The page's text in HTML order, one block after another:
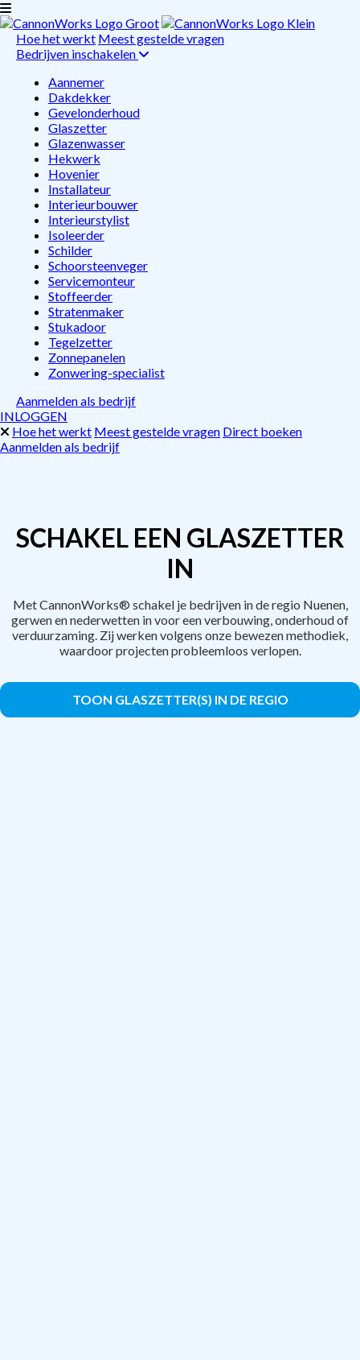
Hoe het werkt Meest gestelde vragen
Bedrijven inschakelen
Aannemer
Dakdekker
Gevelonderhoud
Glaszetter
Glazenwasser
Hekwerk
Hovenier
Installateur
Interieurbouwer
Interieurstylist
Isoleerder
Schilder
Schoorsteenveger
Servicemonteur
Stoffeerder
Stratenmaker
Stukadoor
Tegelzetter
Zonnepanelen
Zonwering-specialist
Aanmelden als bedrijf
INLOGGEN
Hoe het werkt Meest gestelde vragen Direct boeken
Aanmelden als bedrijf
SCHAKEL EEN GLASZETTER
IN
Met CannonWorks® schakel je bedrijven in de regio Nuenen,
gerwen en nederwetten in voor een verbouwing, onderhoud of
verduurzaming. Zij werken volgens onze bewezen methodiek,
waardoor projecten probleemloos verlopen.
TOON GLASZETTER(S) IN DE REGIO